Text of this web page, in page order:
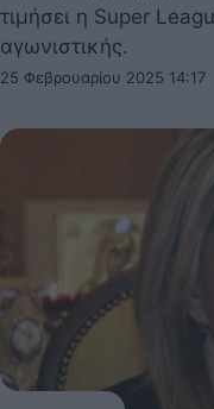
τιμήσει η Super
αγωνιστικής.
25 Φεβρουαρίου 2025 14:17